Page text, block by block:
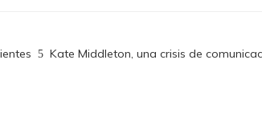
Kate Middleton, una crisis de